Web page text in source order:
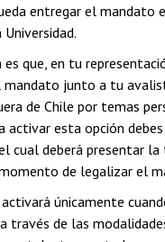
entregar el mandato
que, en tu
mandato junto a tu
de Chile por temas
activar esta opción debes
cual deberá presentar la
de legalizar el
únicamente
través de las